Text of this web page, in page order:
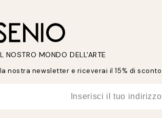
NOSTRO MONDO DELL'ARTE
nostra newsletter e riceverai il 15% di